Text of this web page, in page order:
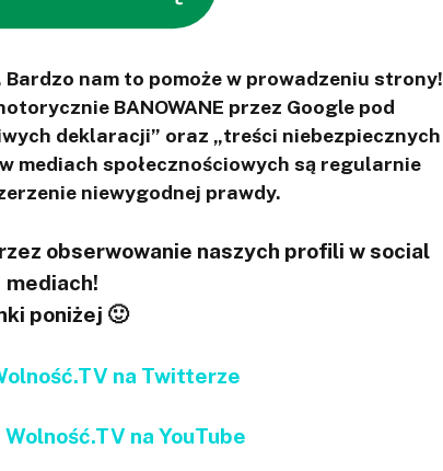
nam to pomoże w prowadzeniu strony!
BANOWANE przez Google pod
deklaracji” oraz „treści niebezpiecznych
mediach społecznościowych są regularnie
niewygodnej prawdy.
obserwowanie naszych profili w social
mediach!
poniżej 🙂
na Twitterze
na YouTube